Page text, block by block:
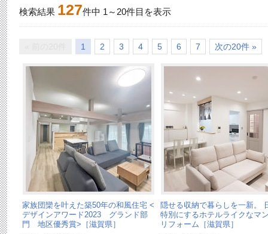
検索結果 127件中 1 ～ 20件目を表示
1 2 3 4 5 6 7 次の20件 »
家族団欒を叶えた築50年の和風住宅 <
デザインアワード2023 グランド部
門 地区優秀賞>［滋賀県］
隠せる収納で暮らしを一新。
特別にするホテルライクなマ
リフォーム［滋賀県］